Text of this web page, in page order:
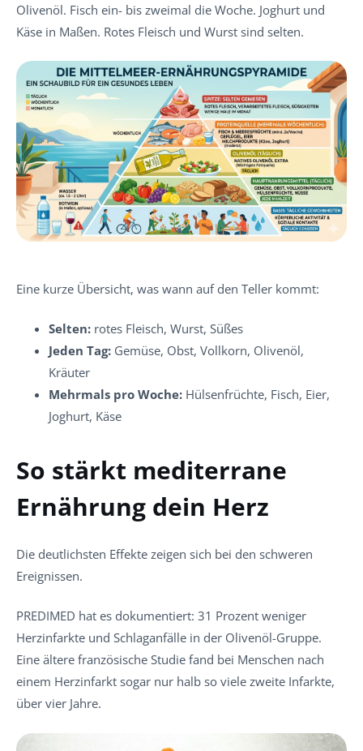
Olivenöl. Fisch ein- bis zweimal die Woche. Joghurt und
Käse in Maßen. Rotes Fleisch und Wurst sind selten.
Eine kurze Übersicht, was wann auf den Teller kommt:
Selten: rotes Fleisch, Wurst, Süßes
Jeden Tag: Gemüse, Obst, Vollkorn, Olivenöl,
Kräuter
Mehrmals pro Woche: Hülsenfrüchte, Fisch, Eier,
Joghurt, Käse
So stärkt mediterrane
Ernährung dein Herz
Die deutlichsten Effekte zeigen sich bei den schweren
Ereignissen.
PREDIMED hat es dokumentiert: 31 Prozent weniger
Herzinfarkte und Schlaganfälle in der Olivenöl-Gruppe.
Eine ältere französische Studie fand bei Menschen nach
einem Herzinfarkt sogar nur halb so viele zweite Infarkte,
über vier Jahre.